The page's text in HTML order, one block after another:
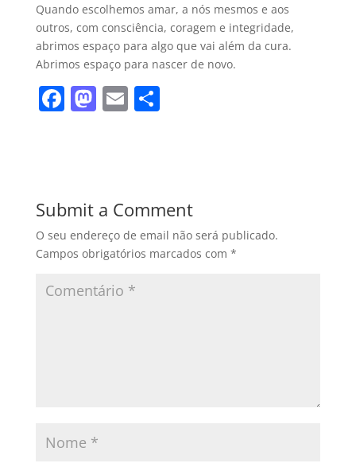
Quando escolhemos amar, a nós mesmos e aos
outros, com consciência, coragem e integridade,
abrimos espaço para algo que vai além da cura.
Abrimos espaço para nascer de novo.
F
b
o
o
M
d
o
n
E S
Submit a Comment
O seu endereço de email não será publicado.
Campos obrigatórios marcados com *